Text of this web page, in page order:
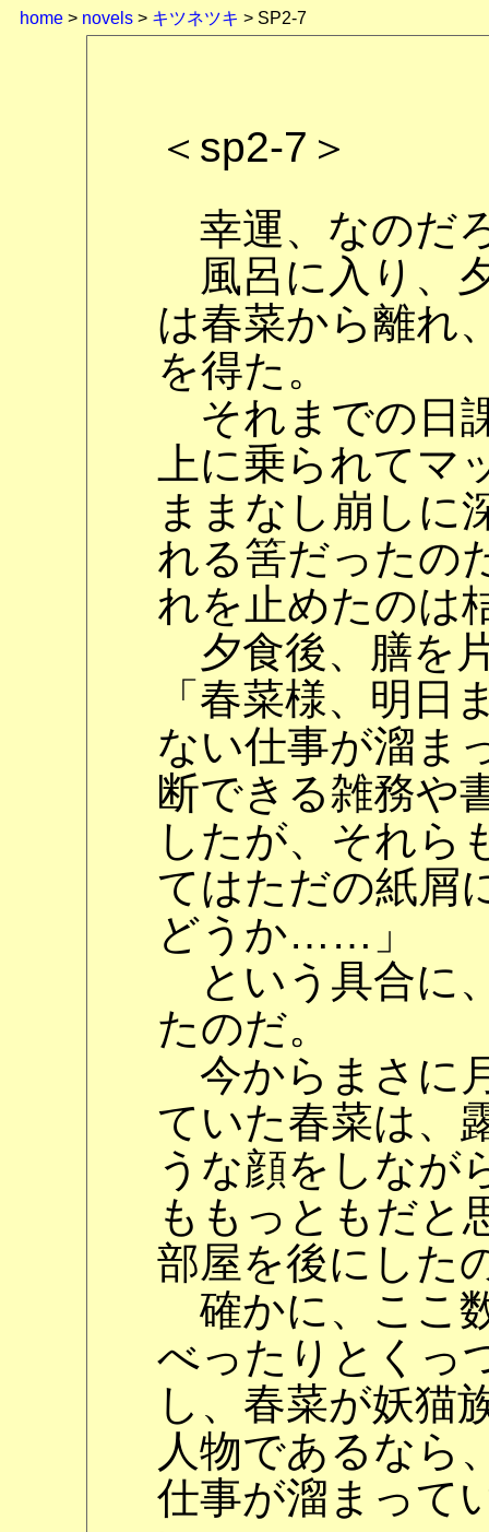
＜sp2-7＞
幸運、なのだ
風呂に入り、
は春菜から離れ
を得た。
それまでの日
上に乗られて
ままなし崩しに
れる筈だったの
れを止めたのは
夕食後、膳を
「春菜様、明日
ない仕事が溜ま
断できる雑務や
したが、それら
てはただの紙屑
どうか……」
という具合に
たのだ。
今からまさに
ていた春菜は、
うな顔をしなが
ももっともだと
部屋を後にした
確かに、ここ
べったりとくっ
し、春菜が妖猫
人物であるなら
仕事が溜まって
home > novels > キツネツキ > SP2-7